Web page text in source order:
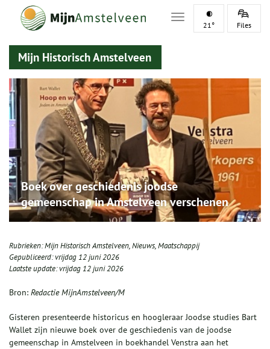
Toggle navigation
21° Files
Mijn Historisch Amstelveen
Boek over geschiedenis joodse
gemeenschap in Amstelveen verschenen
Rubrieken:Mijn Historisch Amstelveen,Nieuws,Maatschappij
Gepubliceerd:vrijdag 12 juni 2026
Laatste update:vrijdag 12 juni 2026
Bron: Redactie MijnAmstelveen/M
Gisteren presenteerde historicus en hoogleraar Joodse studies Bart
Wallet zijn nieuwe boek over de geschiedenis van de joodse
gemeenschap in Amstelveen in boekhandel Venstra aan het